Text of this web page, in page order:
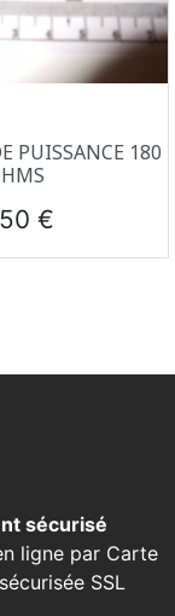
rapide
PUISSANCE 180
€
sécurisé
ligne par Carte
SSL